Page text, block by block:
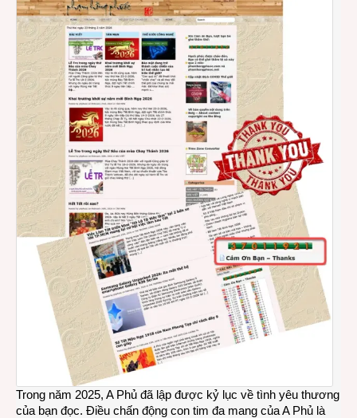
Trong năm 2025, A Phủ đã lập được kỷ lục về tình yêu thương
của bạn đọc. Điều chấn động con tim đa mang của A Phủ là